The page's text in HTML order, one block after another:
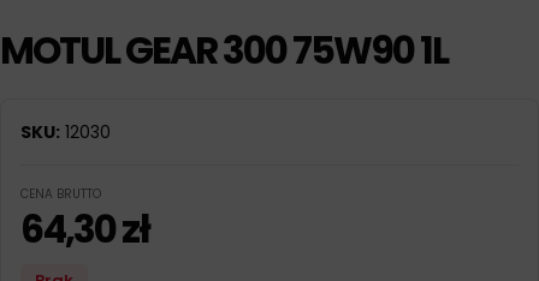
MOTUL GEAR 300 75W90 1L
SKU: 12030
CENA BRUTTO
64,30zł